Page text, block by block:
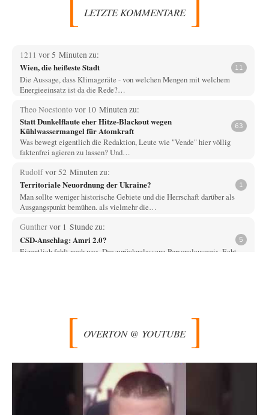
LETZTE KOMMENTARE
1211 vor 5 Minuten zu:
Wien, die heißeste Stadt 11
Die Aussage, dass Klimageräte - von welchen Mengen mit welchem
Energieeinsatz ist da die Rede?…
Theo Noestontovor 10 Minuten zu:
Statt Dunkelflaute eher Hitze-Blackout wegen
Kühlwassermangel für Atomkraft
63
Was bewegt eigentlich die Redaktion, Leute wie "Vende" hier völlig
faktenfrei agieren zu lassen? Und…
Rudolfvor 52 Minuten zu:
Territoriale Neuordnung der Ukraine? 1
Man sollte weniger historische Gebiete und die Herrschaft darüber als
Ausgangspunkt bemühen. als vielmehr die…
Gunthervor 1 Stunde zu:
CSD-Anschlag: Amri 2.0? 5
Eigentlich fehlt noch was. Der zurückgelassene Personalausweis. Echt,
nicht den unschuldigen Boten köpfen.…
vor 2 Stunden zu:
Die Araber und die Shoah
@mahem Haben Sie diese Passage von mir eigentlich gelesen? "Ich
erwarte von Herrn Zuckermann ja…
Theo Noestonto vor 2 Stunden zu:
Die Westbank in New York
OVERTON @ YOUTUBE